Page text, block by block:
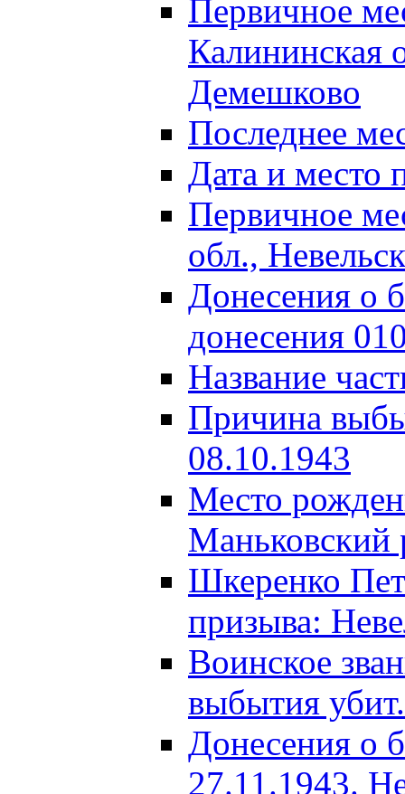
Первичное
Калининская
Демешково
Последнее
Дата и место
Первичное
обл.,
Донесения о
донесения
Название
Причина
08.10.1943
Место
Маньковский
Шкеренко
призыва:
Воинское
выбытия убит.
Донесения о
27.11.1943.